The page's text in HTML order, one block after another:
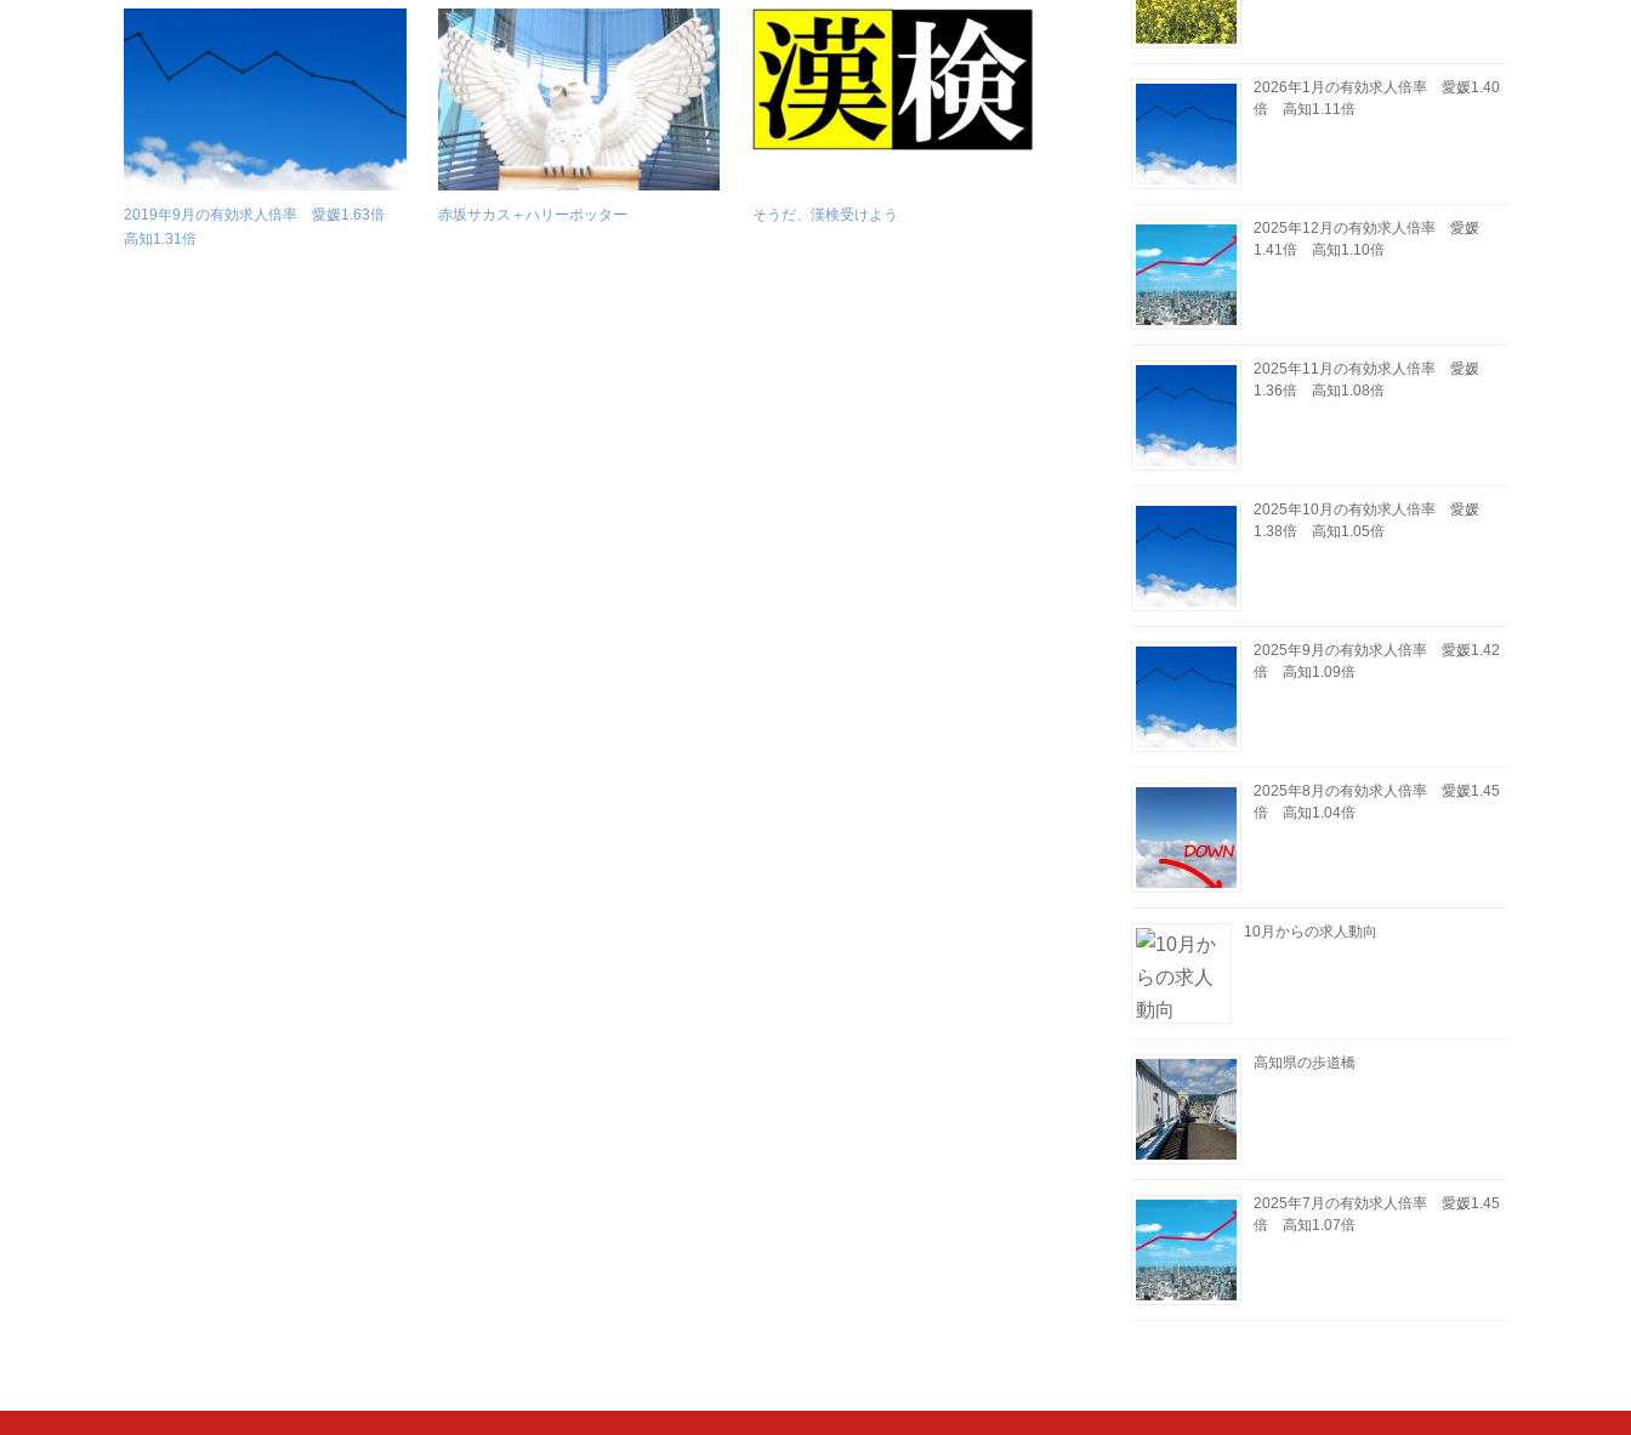
2019年9月の有効求人倍率 愛媛1.63倍
高知1.31倍
赤坂サカス＋ハリーポッター そうだ、漢検受けよう
2026年1月の有効求人倍率 愛媛1.40
倍 高知1.11倍
2025年12月の有効求人倍率 愛媛
1.41倍 高知1.10倍
2025年11月の有効求人倍率 愛媛
1.36倍 高知1.08倍
2025年10月の有効求人倍率 愛媛
1.38倍 高知1.05倍
2025年9月の有効求人倍率 愛媛1.42
倍 高知1.09倍
2025年8月の有効求人倍率 愛媛1.45
倍 高知1.04倍
10月からの求人動向
高知県の歩道橋
2025年7月の有効求人倍率 愛媛1.45
倍 高知1.07倍